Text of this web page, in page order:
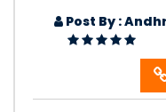
Post By :